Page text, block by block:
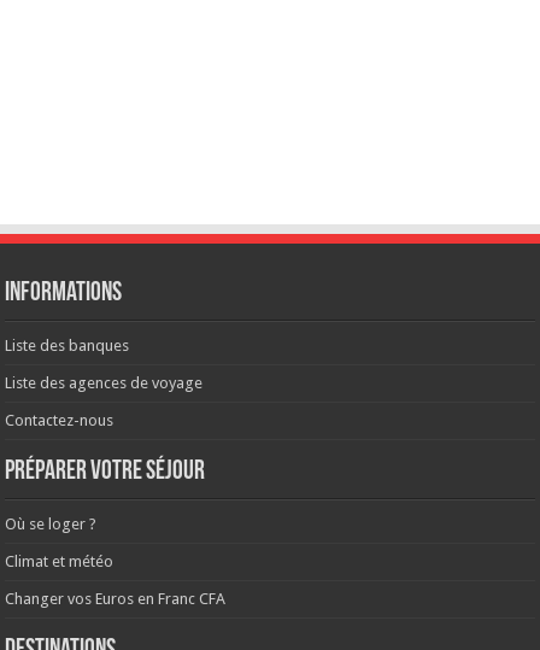
Informations
Liste des banques
Liste des agences de voyage
Contactez-nous
Préparer votre séjour
Où se loger ?
Climat et météo
Changer vos Euros en Franc CFA